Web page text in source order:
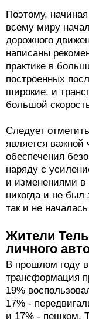
Поэтому,
всему миру
дорожного
написаны
практике в
построенных
широкие, и
большой
Следует
является важной
обеспечения
наряду с
и изменениями в
никогда и не был
так и не началась
Жители
личного
В прошлом году
трансформация
19%
17% -
и 17% - пешком.